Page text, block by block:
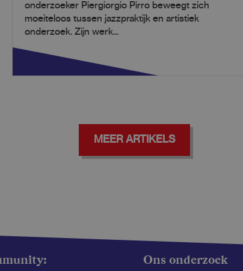
onderzoeker Piergiorgio Pirro beweegt zich
moeiteloos tussen jazzpraktijk en artistiek
onderzoek. Zijn werk...
MEER ARTIKELS
Ons onderzoek